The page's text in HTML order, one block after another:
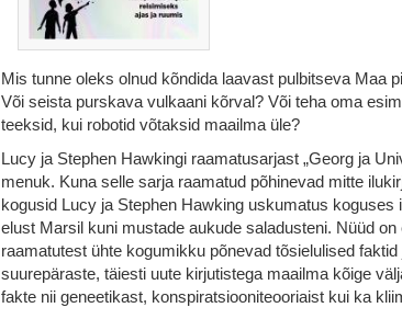
Mis tunne oleks olnud kõndida laavast pulbitseva Maa
Või seista purskava vulkaani kõrval? Või teha oma
teeksid, kui robotid võtaksid maailma üle?
Lucy ja Stephen Hawkingi raamatusarjast „Georg ja
menuk. Kuna selle sarja raamatud põhinevad mitte
kogusid Lucy ja Stephen Hawking uskumatus koguses
elust Marsil kuni mustade aukude saladusteni. Nüüd
raamatutest ühte kogumikku põnevad tõsielulised
suurepäraste, täiesti uute kirjutistega maailma kõige
fakte nii geneetikast, konspiratsiooniteooriaist kui ka